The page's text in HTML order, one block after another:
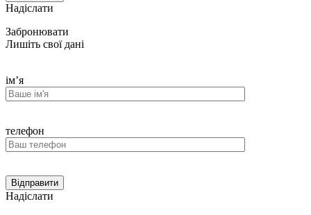
Надіслати
Забронювати
Лишіть свої дані
ім’я
телефон
Надіслати